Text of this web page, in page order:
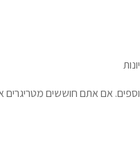
אם אתם חוששים